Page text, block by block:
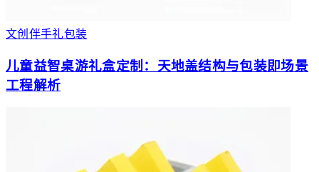
文创伴手礼包装
儿童益智桌游礼盒定制：天地盖结构与包装即场景
工程解析